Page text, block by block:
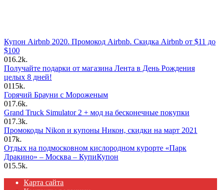
Купон Airbnb 2020. Промокод Airbnb. Скидка Airbnb от $11 до
$100
016.2k.
Получайте подарки от магазина Лента в День Рождения
целых 8 дней!
0115k.
Горячий Брауни с Мороженым
017.6k.
Grand Truck Simulator 2 + мод на бесконечные покупки
017.3k.
Промокоды Nikon и купоны Никон, скидки на март 2021
017k.
Отдых на подмосковном кислородном курорте «Парк
Дракино» – Москва – КупиКупон
015.5k.
Карта сайта